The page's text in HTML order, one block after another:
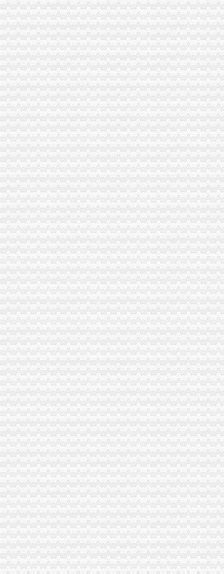
海关登记,海关登记手续-北京58同城
办海关进出口证书延期需要什么手续？-实务问答-中国物流交易中心
进出口货物收发货人报关注册登记证书
苏州关务天空苏州区外企业送货园区综保区申请分送集报所需资料及流
进出口货物收发货人海关注册登记证变更所需材料
海关报关单位注册登记证书
中山市：海关新政便利4900多家企业-中新网
海关注册登记证明书-济南58同城
海关报关注册登记证书
海关注册登记证三年一换的具体操作是-直辖市上海咨询信息
海关总署关于对外贸易经营者办理报关注册登记事项的公告_全文-律
海关报关登记证书
海关进出口货物收发货人报关注册登记证书要到期了怎么办-免费律
中华共和国海关总署令（第127号）中华共和国海关对报关单